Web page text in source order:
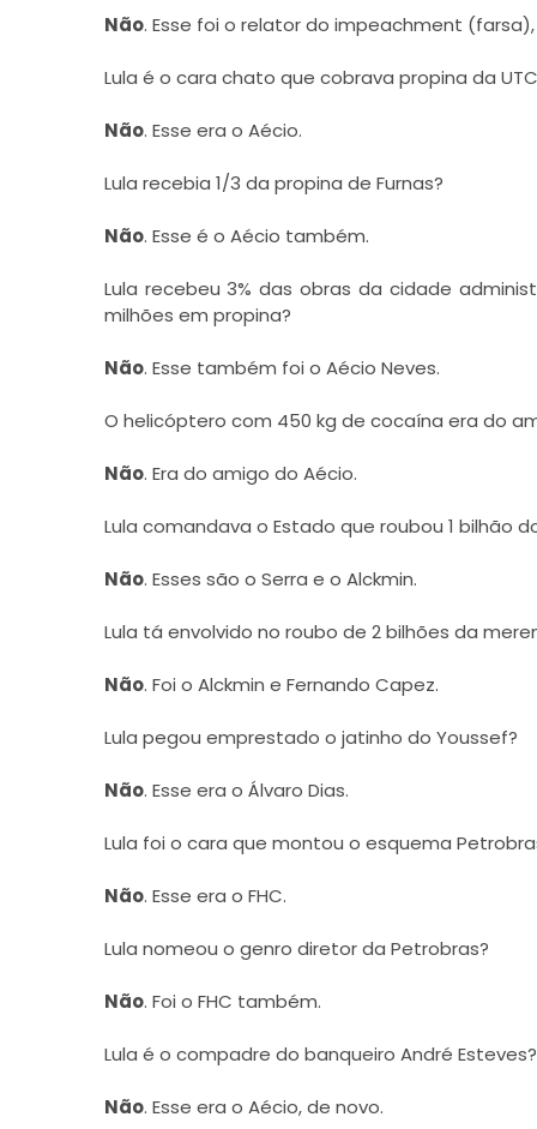
Não. Esse foi o relator do impeachment
Lula é o cara chato que cobrava propina da
Não. Esse era o Aécio.
Lula recebia 1/3 da propina de Furnas?
Não. Esse é o Aécio também.
Lula recebeu 3% das obras da cidade
milhões em propina?
Não. Esse também foi o Aécio Neves.
O helicóptero com 450 kg de cocaína era do
Não. Era do amigo do Aécio.
Lula comandava o Estado que roubou 1 bilhão
Não. Esses são o Serra e o Alckmin.
Lula tá envolvido no roubo de 2 bilhões da
Não. Foi o Alckmin e Fernando Capez.
Lula pegou emprestado o jatinho do Youssef?
Não. Esse era o Álvaro Dias.
Lula foi o cara que montou o esquema
Não. Esse era o FHC.
Lula nomeou o genro diretor da Petrobras?
Não. Foi o FHC também.
Lula é o compadre do banqueiro André Esteves?
Não. Esse era o Aécio, de novo.